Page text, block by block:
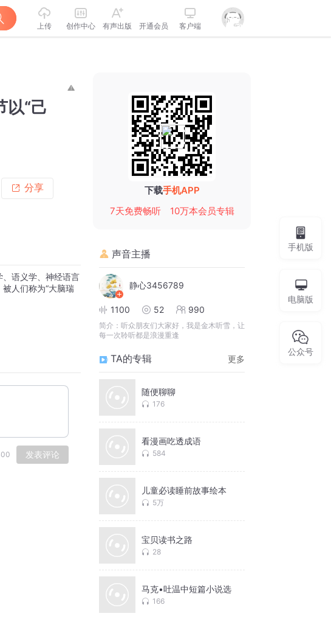
上传 创作中心 有声出版 开通会员 客户端
以“己
分享
、语义学、神经语言
人们称为“大脑瑞
发表评论
下载手机APP
7天免费畅听
10万本会员专辑
声音主播
静心3456789
1100 52 990
简介： 听众朋友们大家好，我是金木听雪，让
每一次聆听都是浪漫重逢
TA的专辑 更多
随便聊聊
176
看漫画吃透成语
584
儿童必读睡前故事绘本
5万
宝贝读书之路
28
马克•吐温中短篇小说选
166
手机版
电脑版
公众号